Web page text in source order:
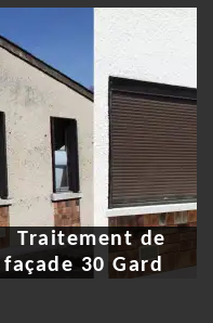
Traitement de
façade 30 Gard